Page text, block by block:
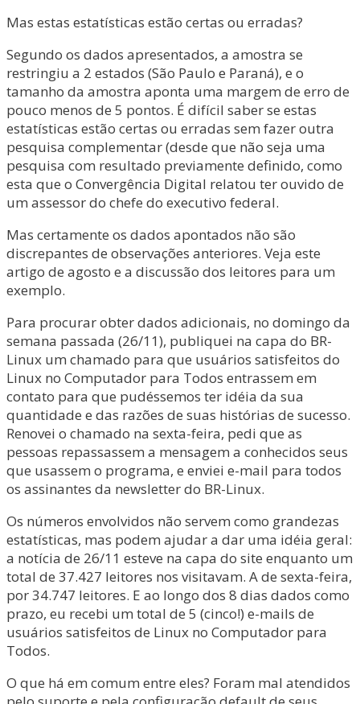
Mas estas estatísticas estão certas ou erradas?
Segundo os dados apresentados, a amostra se
restringiu a 2 estados (São Paulo e Paraná), e o
tamanho da amostra aponta uma margem de erro de
pouco menos de 5 pontos. É difícil saber se estas
estatísticas estão certas ou erradas sem fazer outra
pesquisa complementar (desde que não seja uma
pesquisa com resultado previamente definido, como
esta que o Convergência Digital relatou ter ouvido de
um assessor do chefe do executivo federal.
Mas certamente os dados apontados não são
discrepantes de observações anteriores. Veja este
artigo de agosto e a discussão dos leitores para um
exemplo.
Para procurar obter dados adicionais, no domingo da
semana passada (26/11), publiquei na capa do BR-
Linux um chamado para que usuários satisfeitos do
Linux no Computador para Todos entrassem em
contato para que pudéssemos ter idéia da sua
quantidade e das razões de suas histórias de sucesso.
Renovei o chamado na sexta-feira, pedi que as
pessoas repassassem a mensagem a conhecidos seus
que usassem o programa, e enviei e-mail para todos
os assinantes da newsletter do BR-Linux.
Os números envolvidos não servem como grandezas
estatísticas, mas podem ajudar a dar uma idéia geral:
a notícia de 26/11 esteve na capa do site enquanto um
total de 37.427 leitores nos visitavam. A de sexta-feira,
por 34.747 leitores. E ao longo dos 8 dias dados como
prazo, eu recebi um total de 5 (cinco!) e-mails de
usuários satisfeitos de Linux no Computador para
Todos.
O que há em comum entre eles? Foram mal atendidos